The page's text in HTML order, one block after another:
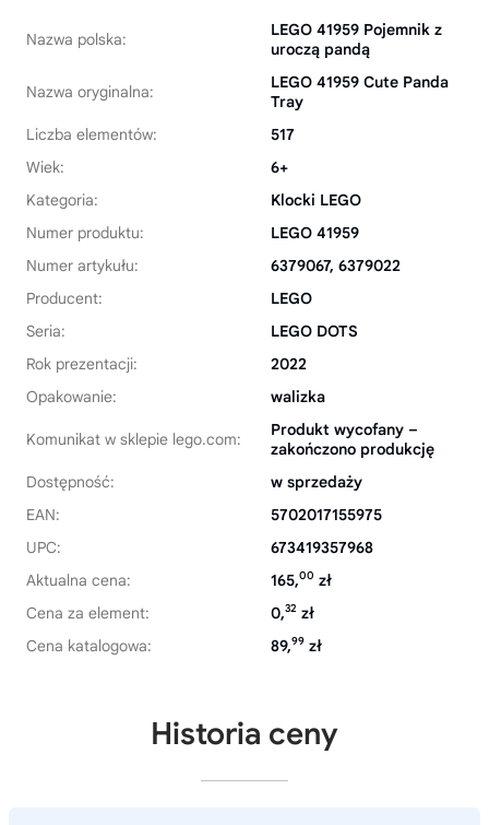
Nazwa polska:
LEGO 41959 Pojemnik z
uroczą pandą
Nazwa oryginalna:
LEGO 41959 Cute Panda
Tray
Liczba elementów:
517
Wiek:
6+
Kategoria:
Klocki LEGO
Numer produktu:
LEGO 41959
Numer artykułu:
6379067, 6379022
Producent:
LEGO
Seria:
LEGO DOTS
Rok prezentacji:
2022
Opakowanie:
walizka
Komunikat w sklepie lego.com:
Produkt wycofany –
zakończono produkcję
Dostępność:
w sprzedaży
EAN:
5702017155975
UPC:
673419357968
Aktualna cena:
165,00 zł
Cena za element:
0,32 zł
Cena katalogowa:
89,99 zł
Historia ceny